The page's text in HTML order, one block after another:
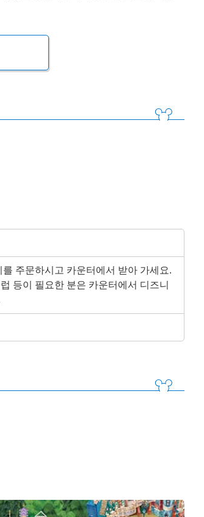
주문하시고 카운터에서 받아 가세요.
등이 필요한 분은 카운터에서 디즈니